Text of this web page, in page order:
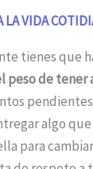
LA VIDA
tienes que
peso de
algo
para